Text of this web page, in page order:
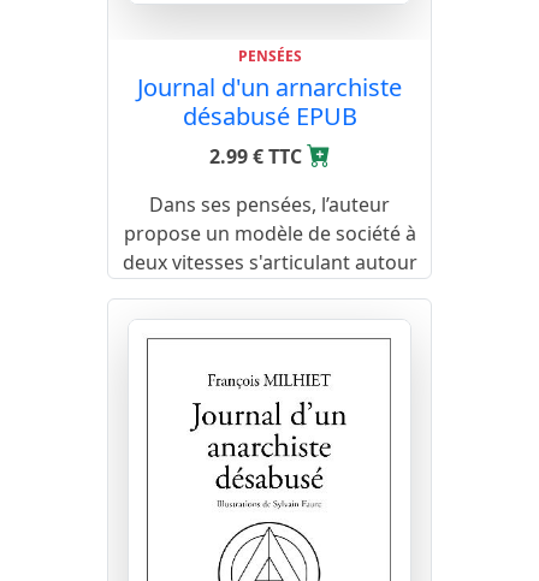
PENSÉES
Journal d'un arnarchiste
désabusé EPUB
2.99 € TTC
Dans ses pensées, l’auteur
propose un modèle de société à
deux vitesses s'articulant autour